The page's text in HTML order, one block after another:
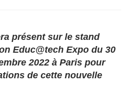
présent sur le stand
Educ@tech Expo du 30
2022 à Paris pour
de cette nouvelle